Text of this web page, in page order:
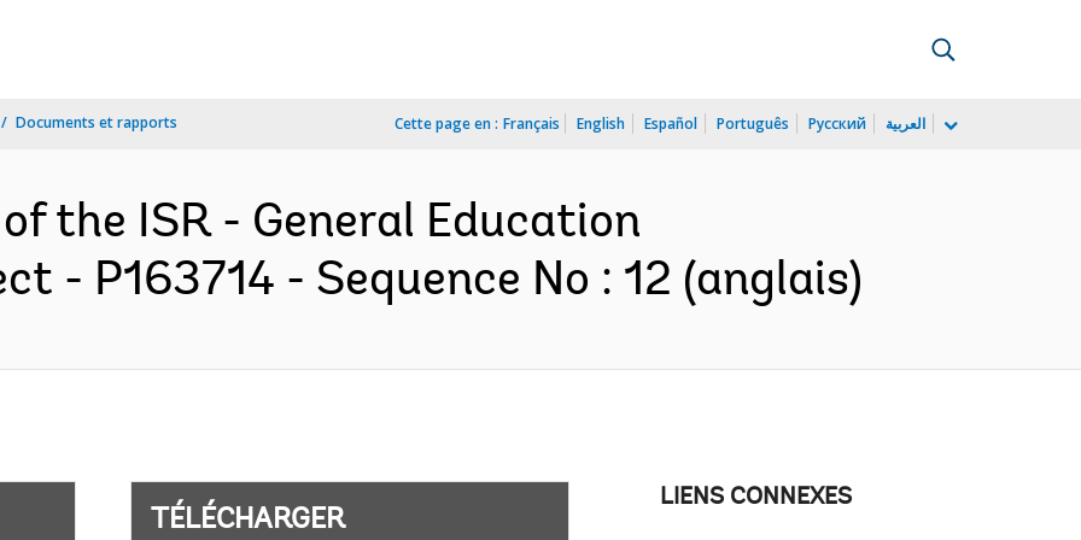
Documents et rapports Cette page en : Français English Español Português Русский العربية
the ISR - General Education
- P163714 - Sequence No : 12 (anglais)
TÉLÉCHARGER
LIENS CONNEXES